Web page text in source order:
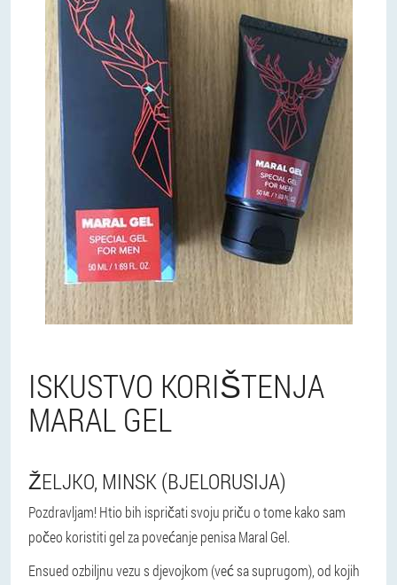
ISKUSTVO KORIŠTENJA
MARAL GEL
ŽELJKO, MINSK (BJELORUSIJA)
Pozdravljam! Htio bih ispričati svoju priču o tome kako sam
počeo koristiti gel za povećanje penisa Maral Gel.
Ensued ozbiljnu vezu s djevojkom (već sa suprugom), od kojih